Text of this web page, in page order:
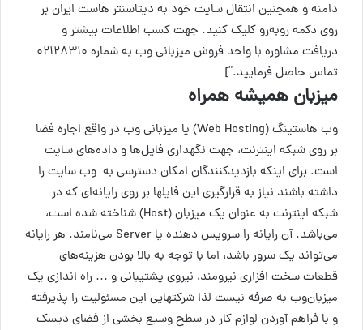
دامنه و همچنین انتقال سایت خود به دیتاسنتر هاست ایران بر
روی دکمه روبه‌رو کلیک کنید. جهت کسب اطلاعات بیشتر و
دریافت مشاوره با واحد فروش میزبانی وب به شماره ۰۲۱۲۸۳۱۰
تماس حاصل فرمایید.”]
میزبان همیشه همراه
وب هاستینگ (Web Hosting) یا میزبانی وب در واقع اجاره فضا
بر روی شبکه اینترنت، جهت نگهداری فایل‌ها و داده‌های سایت
است. برای اینکه بازدیدکنندگان امکان دسترسی به وب سایت را
داشته باشند نیاز به قرارگیری این فایلها بر روی رایانه‌ای که در
شبکه اینترنت به عنوان یک میزبان (Host) شناخته شده است،
می‌باشد. آن رایانه را سرویس دهنده یا Server می‌نامند. هر رایانه
می‌تواند یک سرور باشد، اما با توجه به بالا بودن هزینه‌های
قطعات سخت افزاری نیرومند، نیروی پشتیبانی و … راه اندازی یک
میزبان‌وب به صرفه نیست لذا شرکتهایی این مسئولیت را پذیرفته
و با فراهم آوردن لوازم کار در سطح وسیع بخشی از فضای دیسک